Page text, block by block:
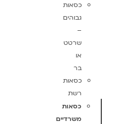
כסאות
גבוהים
–
שרטט
או
בר
כסאות
רשת
כסאות
משרדיים